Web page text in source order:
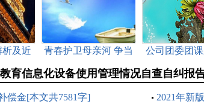
及近
字]
青春护卫母亲河 争当
公司团委团
教育信息化设备使用管理情况自查自纠报
偿金[本文共7581字] 2021年新